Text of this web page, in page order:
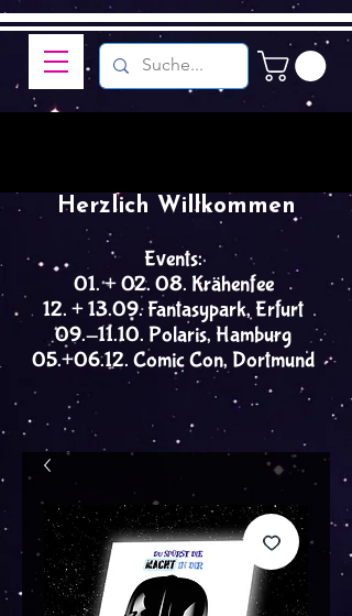
Events:
01. + 02. 08. Krähenfee
12. + 13.09. Fantasypark, Erfurt
09.-11.10. Polaris, Hamburg
05.+06.12. Comic Con, Dortmund
Herzlich Willkommen